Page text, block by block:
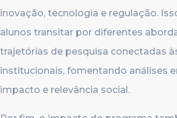
inovação, tecnologia e regulação.
alunos transitar por diferentes
trajetórias de pesquisa conectadas
institucionais, fomentando análises
impacto e relevância social.